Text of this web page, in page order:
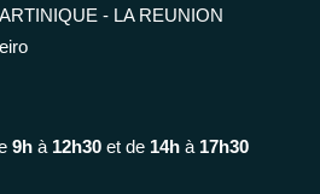
- LA REUNION
9h à 12h30 et de 14h à 17h30